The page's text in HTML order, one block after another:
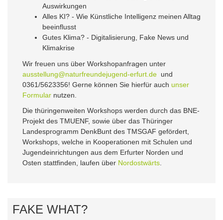
Auswirkungen
Alles KI? - Wie Künstliche Intelligenz meinen Alltag
beeinflusst
Gutes Klima? - Digitalisierung, Fake News und
Klimakrise
Wir freuen uns über Workshopanfragen unter
ausstellung@naturfreundejugend-erfurt.de und
0361/5623356! Gerne können Sie hierfür auch unser
Formular nutzen.
Die thüringenweiten Workshops werden durch das BNE-
Projekt des TMUENF, sowie über das Thüringer
Landesprogramm DenkBunt des TMSGAF gefördert,
Workshops, welche in Kooperationen mit Schulen und
Jugendeinrichtungen aus dem Erfurter Norden und
Osten stattfinden, laufen über Nordostwärts
FAKE WHAT?